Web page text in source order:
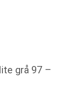
grå 97 –